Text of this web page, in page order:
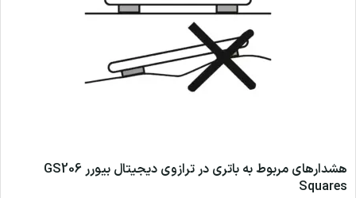
هشدارهای مربوط به باتری در ترازوی دیجیتال بیورر GS206
Squares